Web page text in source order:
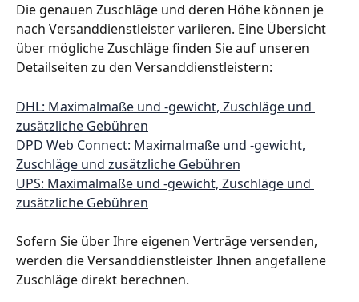
Die genauen Zuschläge und deren Höhe können je
nach Versanddienstleister variieren. Eine Übersicht
über mögliche Zuschläge finden Sie auf unseren
Detailseiten zu den Versanddienstleistern:
DHL: Maximalmaße und -gewicht, Zuschläge und
zusätzliche Gebühren
DPD Web Connect: Maximalmaße und -gewicht,
Zuschläge und zusätzliche Gebühren
UPS: Maximalmaße und -gewicht, Zuschläge und
zusätzliche Gebühren
Sofern Sie über Ihre eigenen Verträge versenden,
werden die Versanddienstleister Ihnen angefallene
Zuschläge direkt berechnen.